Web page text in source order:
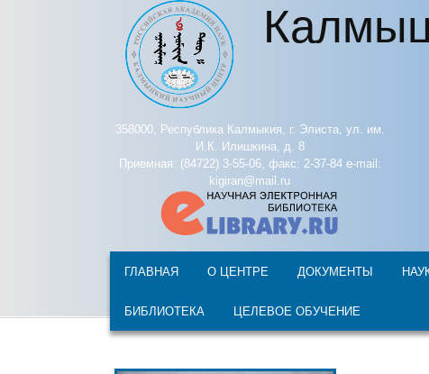
Перейти к основному содержанию
358000, Республика Калмыкия, г. Элиста, ул. им.
И.К. Илишкина, д. 8
Приемная: (84722) 3-55-06, факс: 2-37-84 e-mail:
kigiran@mail.ru
ГЛАВНАЯ О ЦЕНТРЕ ДОКУМЕНТЫ
БИБЛИОТЕКА ЦЕЛЕВОЕ ОБУЧЕНИЕ